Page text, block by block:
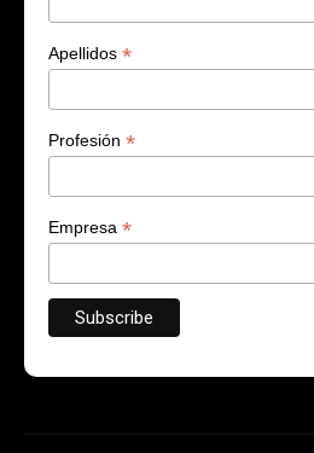
Apellidos *
Profesión *
Empresa *